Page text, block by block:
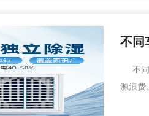
不同
不同
源浪费